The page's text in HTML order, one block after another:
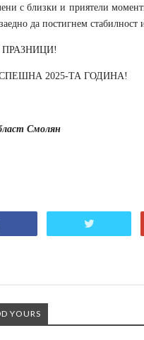
с близки и приятели
да постигнем стабилност
2025-ТА ГОДИНА!
Смолян
YOURS